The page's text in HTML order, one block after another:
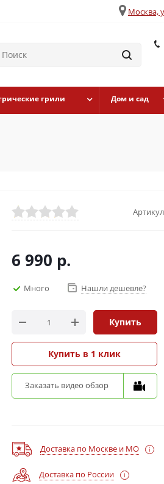
Москва,
грили Дом и сад
6 990 р.
Много Нашли дешевле?
Купить
Купить в 1 клик
Заказать видео обзор
Доставка по Москве и МО
Доставка по России